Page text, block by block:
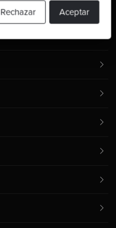
Aceptar
Rechazar